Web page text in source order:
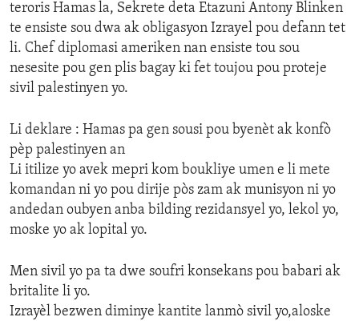
teroris Hamas la, Sekrete deta Etazuni Antony Blinken
te ensiste sou dwa ak obligasyon Izrayel pou defann tet
li. Chef diplomasi ameriken nan ensiste tou sou
nesesite pou gen plis bagay ki fet toujou pou proteje
sivil palestinyen yo.
Li deklare : Hamas pa gen sousi pou byenèt ak konfò
pèp palestinyen an
Li itilize yo avek mepri kom boukliye umen e li mete
komandan ni yo pou dirije pòs zam ak munisyon ni yo
andedan oubyen anba bilding rezidansyel yo, lekol yo,
moske yo ak lopital yo.
Men sivil yo pa ta dwe soufri konsekans pou babari ak
britalite li yo.
Izrayèl bezwen diminye kantite lanmò sivil yo,aloske